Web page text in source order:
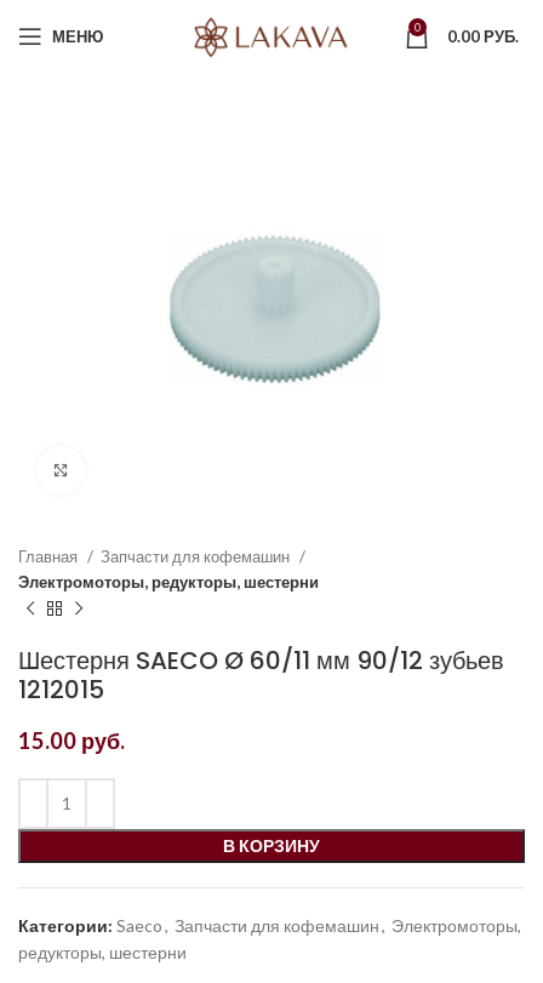
МЕНЮ 0 0.00РУБ.
Главная
Запчасти для кофемашин
Электромоторы, редукторы, шестерни
Шестерня SAECO Ø 60/11 мм 90/12 зубьев
1212015
15.00 руб.
В КОРЗИНУ
Категории: Saeco, Запчасти для кофемашин, Электромоторы,
редукторы, шестерни